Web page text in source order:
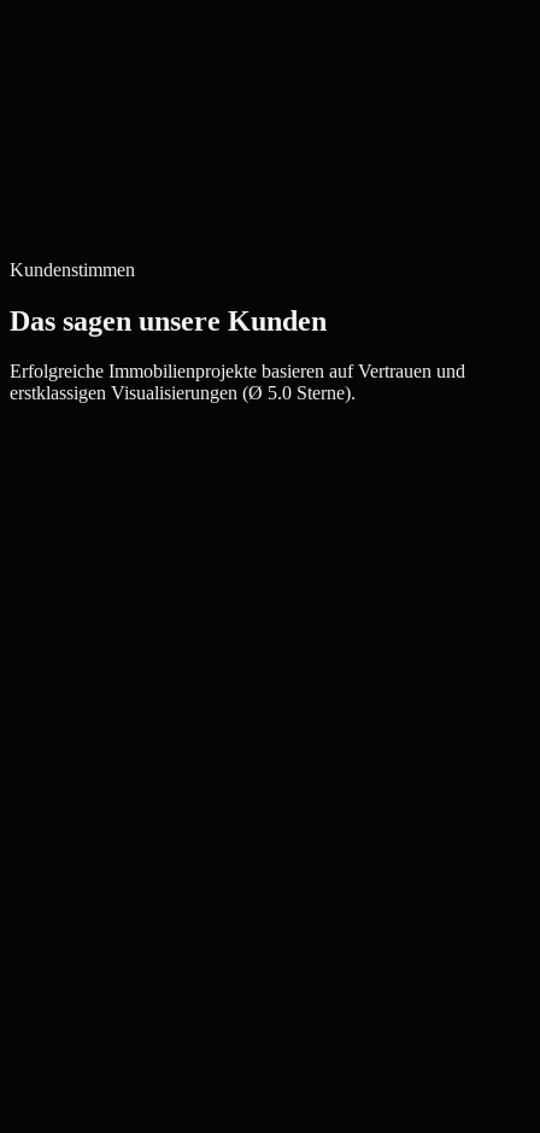
Kundenstimmen
Das sagen unsere Kunden
Erfolgreiche Immobilienprojekte basieren auf Vertrauen und
erstklassigen Visualisierungen (Ø 5.0 Sterne).